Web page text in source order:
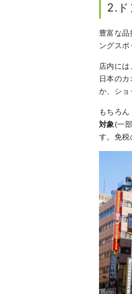
2.ド
豊富な
ングスポ
店内に
日本の
か、ショ
もちろ
対象(一
す。免